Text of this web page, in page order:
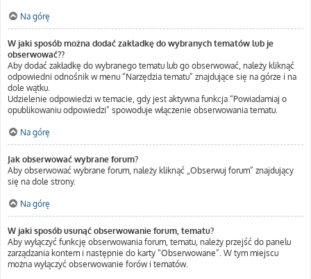
Na górę
W jaki sposób można dodać zakładkę do wybranych tematów lub je
obserwować??
Aby dodać zakładkę do wybranego tematu lub go obserwować, należy kliknąć
odpowiedni odnośnik w menu “Narzędzia tematu” znajdujące się na górze i na
dole wątku.
Udzielenie odpowiedzi w temacie, gdy jest aktywna funkcja “Powiadamiaj o
opublikowaniu odpowiedzi” spowoduje włączenie obserwowania tematu.
Na górę
Jak obserwować wybrane forum?
Aby obserwować wybrane forum, należy kliknąć „Obserwuj forum” znajdujący
się na dole strony.
Na górę
W jaki sposób usunąć obserwowanie forum, tematu?
Aby wyłączyć funkcję obserwowania forum, tematu, należy przejść do panelu
zarządzania kontem i następnie do karty “Obserwowane”. W tym miejscu
można wyłączyć obserwowanie forów i tematów.